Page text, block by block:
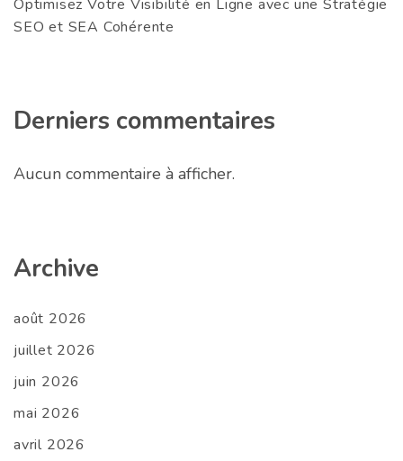
Optimisez Votre Visibilité en Ligne avec une Stratégie
SEO et SEA Cohérente
Derniers commentaires
Aucun commentaire à afficher.
Archive
août 2026
juillet 2026
juin 2026
mai 2026
avril 2026